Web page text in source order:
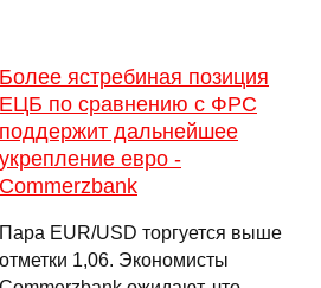
Более ястребиная позиция
ЕЦБ по сравнению с ФРС
поддержит дальнейшее
укрепление евро -
Commerzbank
Пара EUR/USD торгуется выше
отметки 1,06. Экономисты